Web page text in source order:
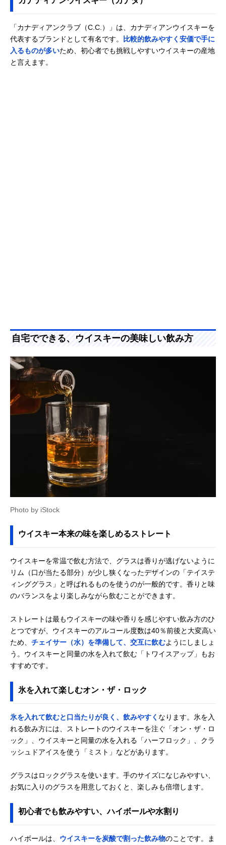
「カナディアンクラブ（C.C.）」は、カナディアンウイスキーを
代表するブランドとして有名です。
比較的飲みやすく安価で手に
入るものが多いため、初心者でも挑戦しやすいウイスキーの産地
と言えます。
自宅でできる、ウイスキーの美味しい飲み方
Photo by iStock
ウイスキー本来の味を楽しめるストレート
ウイスキーを常温で飲む方法で、グラスは香りが逃げないように
リム（口が当たる部分）が少し狭くなったデザインの「テイステ
ィンググラス」と呼ばれるものを使うのが一般的です。香りと味
のバランスをより楽しみながら飲むことができます。
ストレートは最もウイスキーの味や香りを感じやすい飲み方のひ
とつですが、ウイスキーのアルコール度数は40％前後と大変高い
ため、 チェイサー（水）を準備して、交互に飲むようにしましょ
う。ウイスキーと同量の水を入れて飲む「トワイスアップ」もお
すすめです。
氷を入れて楽しむオン・ザ・ロック
氷を入れて飲むと口当たりが良く、飲みやすく なります。氷を入
れる飲み方には、ストレートのウイスキーを注ぐ「オン・ザ・ロ
ック」、ウイスキーと同量の水を入れる「ハーフロック」、クラ
ッシュドアイスを使う「ミスト」などがあります。
グラスはロックグラスを使います。手のサイズになじみやすい、
お気に入りのグラスを用意しておくと、楽しみも倍増します。
初心者でも飲みやすい、ハイボールや水割り
ハイボールは、 ウイスキーを炭酸で割った飲み物のことです。ま